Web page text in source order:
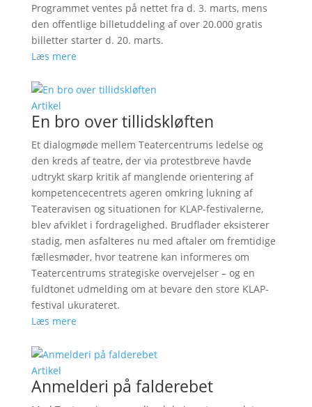
Programmet ventes på nettet fra d. 3. marts, mens
den offentlige billetuddeling af over 20.000 gratis
billetter starter d. 20. marts.
Læs mere
Artikel
En bro over tillidskløften
Et dialogmøde mellem Teatercentrums ledelse og
den kreds af teatre, der via protestbreve havde
udtrykt skarp kritik af manglende orientering af
kompetencecentrets ageren omkring lukning af
Teateravisen og situationen for KLAP-festivalerne,
blev afviklet i fordragelighed. Brudflader eksisterer
stadig, men asfalteres nu med aftaler om fremtidige
fællesmøder, hvor teatrene kan informeres om
Teatercentrums strategiske overvejelser – og en
fuldtonet udmelding om at bevare den store KLAP-
festival ukurateret.
Læs mere
Artikel
Anmelderi på falderebet